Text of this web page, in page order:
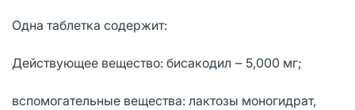
Одна таблетка содержит:
Действующее вещество: бисакодил ‒ 5,000 мг;
вспомогательные вещества: лактозы моногидрат,